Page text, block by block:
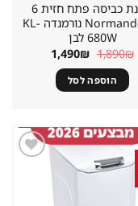
מכונת כביסה פתח חזית 6
ק"ג Normande נורמנדה KL-
680W לבן
1,890₪ המחיר
המקורי
היה:
1,890₪.
1,490₪ המחיר
הוספה לסל